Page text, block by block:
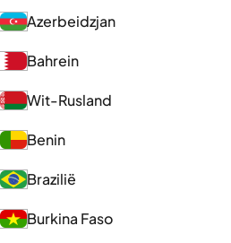
Azerbeidzjan
Bahrein
Wit-Rusland
Benin
Brazilië
Burkina Faso